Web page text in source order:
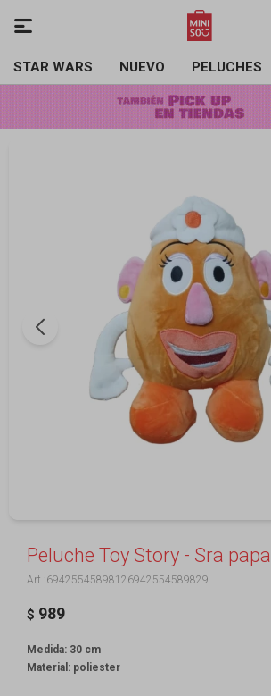
STAR WARS NUEVO PELUCHES

Peluche Toy Story - Sra papa
69425545898126942554589829
$ 989
Medida: 30 cm
Material: poliester